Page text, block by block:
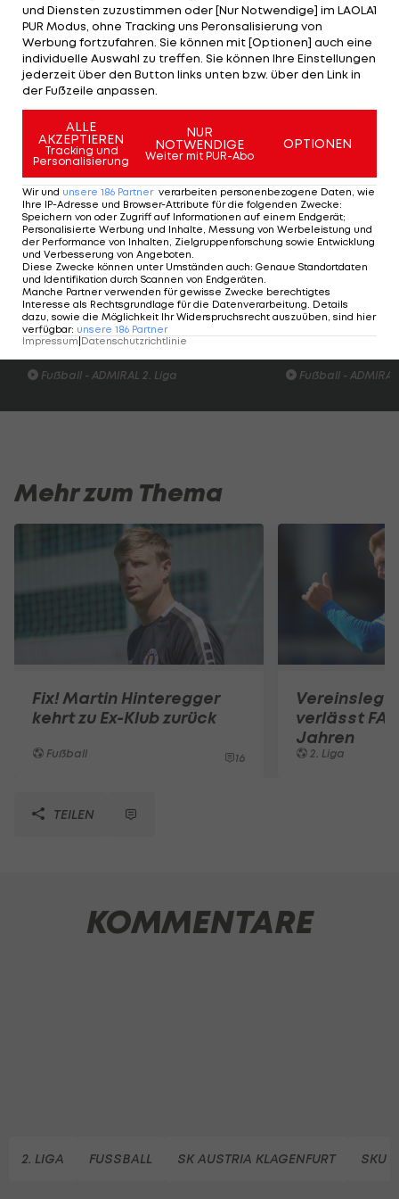
Kopfballtor über den Ausgleich. In der 83. Minute
knallt dann Klagenfurt-Star Okan Aydin einen
Elfmeter an die Latte. In der 87. Minute dann ein
Elfer auf der anderen Seite - David Peham trifft
vom Punkt zum Sieg der Gastgeber.
Die Klagenfurter bekommen es am letzten
Spieltag am kommenden Freitag, um 20:30 Uhr,
daheim mit demFC Wacker Innsbruckzu tun.
Spielplan und Ergebnisse >>>
Tabelle >>>
Highlights: Amstetten schießt Admira in
die Krise
Fußball - ADMIRAL 2. Liga
Highlights: Nach
Fußball -
Mehr zum Thema
Fix! Martin Hinteregger
kehrt zu Ex-Klub zurück
Fußball 16
verlässt
Jahren
2. Liga
TEILEN
KOMMENTARE
2. LIGA FUSSBALL SK AUSTRIA KLAGENFURT SKU
und Diensten zuzustimmen oder [Nur Notwendige] im LAOLA1
PUR Modus, ohne Tracking uns Peronsalisierung von
Werbung fortzufahren. Sie können mit [Optionen] auch eine
individuelle Auswahl zu treffen. Sie können Ihre Einstellungen
jederzeit über den Button links unten bzw. über den Link in
der Fußzeile anpassen.
ALLE
AKZEPTIEREN
Tracking und
Personalisierung
NUR
NOTWENDIGE
Weiter mit PUR-Abo
OPTIONEN
Wir und unsere 186 Partner verarbeiten personenbezogene Daten, wie
Ihre IP-Adresse und Browser-Attribute für die folgenden Zwecke:
Speichern von oder Zugriff auf Informationen auf einem Endgerät;
Personalisierte Werbung und Inhalte, Messung von Werbeleistung und
der Performance von Inhalten, Zielgruppenforschung sowie Entwicklung
und Verbesserung von Angeboten.
Diese Zwecke können unter Umständen auch: Genaue Standortdaten
und Identifikation durch Scannen von Endgeräten.
Manche Partner verwenden für gewisse Zwecke berechtigtes
Interesse als Rechtsgrundlage für die Datenverarbeitung. Details
dazu, sowie die Möglichkeit Ihr Widerspruchsrecht auszuüben, sind hier
verfügbar: unsere 186 Partner
Impressum Datenschutzrichtlinie